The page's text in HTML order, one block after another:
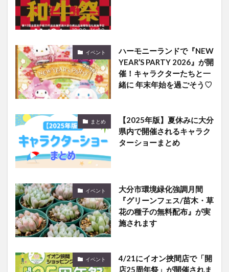
イベント
ハーモニーランドで『NEW
YEAR’S PARTY 2026』が開
催！キャラクターたちと一
緒に 年末年始を過ごそう♡
まとめ
【2025年版】夏休みに大分
県内で開催されるキャラク
ターショーまとめ
イベント
大分市環境緑化強調月間
『グリーンフェス/苗木・草
花の種子の無料配布』が実
施されます
イベント
4/21にイオン挾間店で「開
店25周年祭」が開催されま